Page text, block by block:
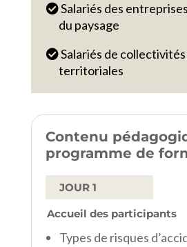
Salariés des entreprises
du paysage
Salariés de collectivités
territoriales
Contenu
programme de
JOUR 1
Accueil des participants
Types de risques